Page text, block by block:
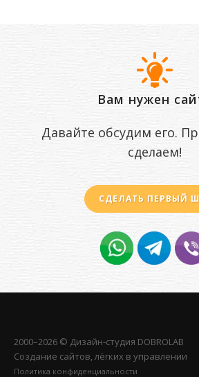
Вам нужен
Давайте обсудим его.
сделаем!
СДЕЛАТЬ ПЕРВЫЙ
2000–2026 © Дизайн-студия DOBROLAB
Создание сайтов, лёгких в управлении
Политика конфиденциальности